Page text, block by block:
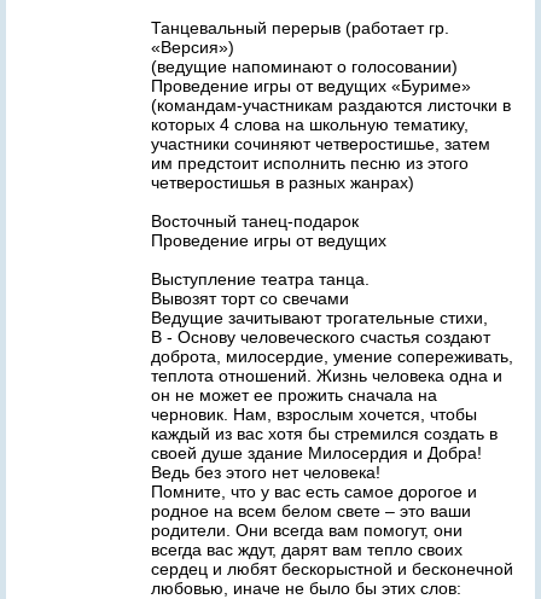
Танцевальный перерыв (работает гр.
«Версия»)
(ведущие напоминают о голосовании)
Проведение игры от ведущих «Буриме»
(командам-участникам раздаются листочки в
которых 4 слова на школьную тематику,
участники сочиняют четверостишье, затем
им предстоит исполнить песню из этого
четверостишья в разных жанрах)
Восточный танец-подарок
Проведение игры от ведущих
Выступление театра танца.
Вывозят торт со свечами
Ведущие зачитывают трогательные стихи,
В - Основу человеческого счастья создают
доброта, милосердие, умение сопереживать,
теплота отношений. Жизнь человека одна и
он не может ее прожить сначала на
черновик. Нам, взрослым хочется, чтобы
каждый из вас хотя бы стремился создать в
своей душе здание Милосердия и Добра!
Ведь без этого нет человека!
Помните, что у вас есть самое дорогое и
родное на всем белом свете – это ваши
родители. Они всегда вам помогут, они
всегда вас ждут, дарят вам тепло своих
сердец и любят бескорыстной и бесконечной
любовью, иначе не было бы этих слов: